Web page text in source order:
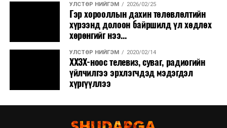
УЛСТӨР НИЙГЭМ 2026/02/25
Гэр хорооллын дахин төлөвлөлтийн
хүрээнд долоон байршилд үл хөдлөх
хөрөнгийг нээ...
УЛСТӨР НИЙГЭМ 2020/02/14
ХХЗХ-ноос телевиз, суваг, радиогийн
үйлчилгээ эрхлэгчдэд мэдэгдэл
хүргүүллээ